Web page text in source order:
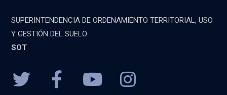
SUPERINTENDENCIA DE ORDENAMIENTO TERRITORIAL, USO
Y GESTIÓN DEL SUELO
SOT